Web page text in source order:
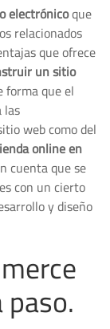
electrónicoque
relacionados
que ofrece
un sitio
forma que el
web como del
online en
cuenta que se
con un cierto
y diseño